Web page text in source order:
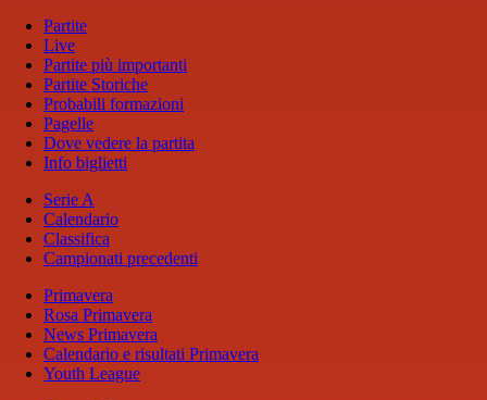
Partite
Live
Partite più importanti
Partite Storiche
Probabili formazioni
Pagelle
Dove vedere la partita
Info biglietti
Serie A
Calendario
Classifica
Campionati precedenti
Primavera
Rosa Primavera
News Primavera
Calendario e risultati Primavera
Youth League